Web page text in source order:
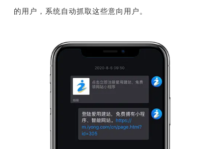
的用户，系统自动抓取这些意向用户。